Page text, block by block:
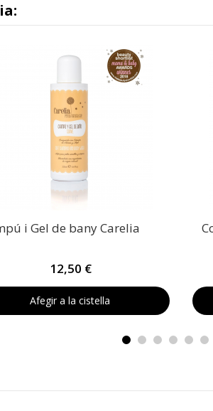
i Gel de bany Carelia
12,50 €
Afegir a la cistella